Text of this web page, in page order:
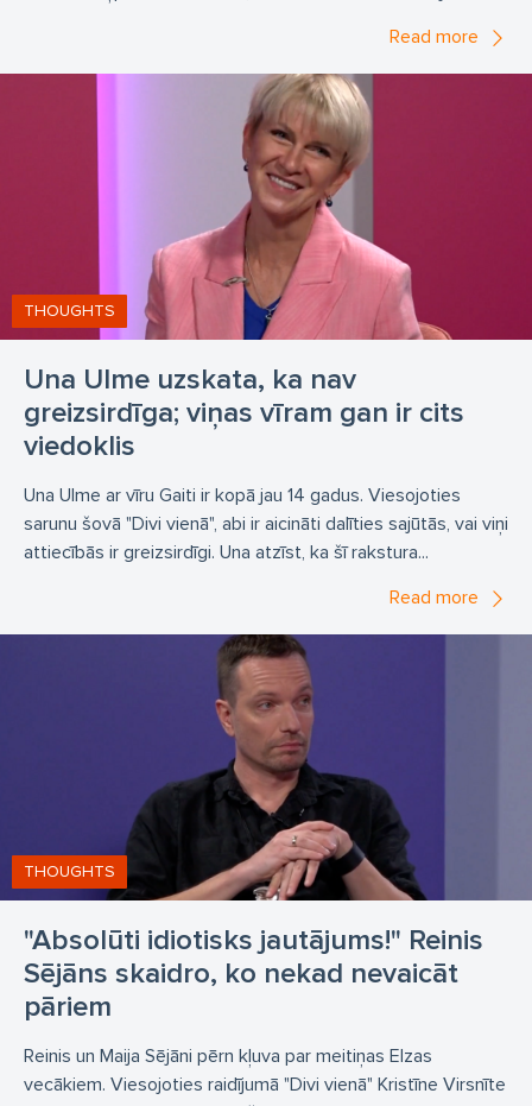
Read more
Una Ulme uzskata, ka nav
greizsirdīga; viņas vīram gan ir cits
viedoklis
THOUGHTS
Una Ulme ar vīru Gaiti ir kopā jau 14 gadus. Viesojoties
sarunu šovā "Divi vienā", abi ir aicināti dalīties sajūtās, vai viņi
attiecībās ir greizsirdīgi. Una atzīst, ka šī rakstura...
Read more
"Absolūti idiotisks jautājums!" Reinis
Sējāns skaidro, ko nekad nevaicāt
pāriem
THOUGHTS
Reinis un Maija Sējāni pērn kļuva par meitiņas Elzas
vecākiem. Viesojoties raidījumā "Divi vienā" Kristīne Virsnīte